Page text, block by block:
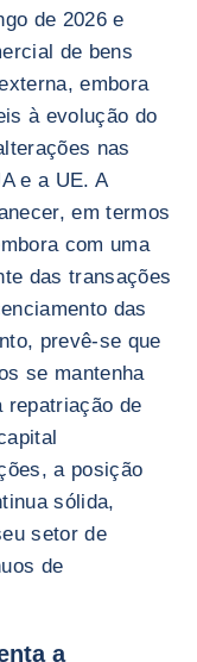
de 2026 e
de bens
embora
à evolução do
nas
e a UE. A
em termos
com uma
das transações
das
prevê-se que
se mantenha
repatriação de
a posição
sólida,
setor de
de
a